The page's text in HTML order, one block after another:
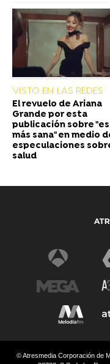
VISTO EN LAS REDES
El revuelo de Ariana
Grande por esta
publicación sobre
más sana" en medio
especulaciones
salud
© Atresmedia Corporación de